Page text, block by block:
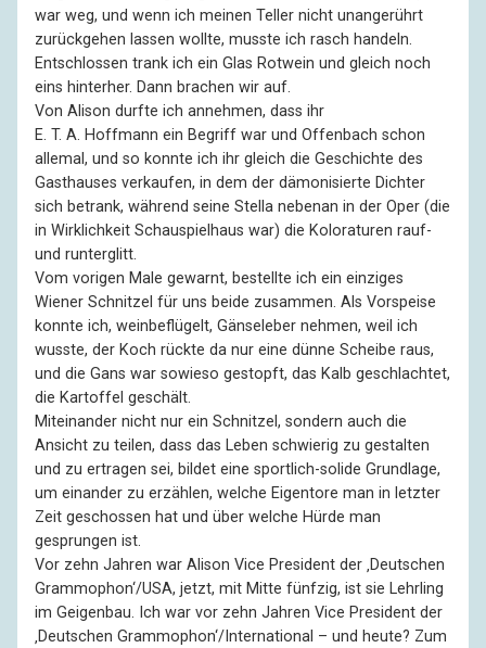
war weg, und wenn ich meinen Teller nicht unangerührt
zurückgehen lassen wollte, musste ich rasch handeln.
Entschlossen trank ich ein Glas Rotwein und gleich noch
eins hinterher. Dann brachen wir auf.
Von Alison durfte ich annehmen, dass ihr
E. T. A. Hoffmann ein Begriff war und Offenbach schon
allemal, und so konnte ich ihr gleich die Geschichte des
Gasthauses verkaufen, in dem der dämonisierte Dichter
sich betrank, während seine Stella nebenan in der Oper (die
in Wirklichkeit Schauspielhaus war) die Koloraturen rauf-
und runterglitt.
Vom vorigen Male gewarnt, bestellte ich ein einziges
Wiener Schnitzel für uns beide zusammen. Als Vorspeise
konnte ich, weinbeflügelt, Gänseleber nehmen, weil ich
wusste, der Koch rückte da nur eine dünne Scheibe raus,
und die Gans war sowieso gestopft, das Kalb geschlachtet,
die Kartoffel geschält.
Miteinander nicht nur ein Schnitzel, sondern auch die
Ansicht zu teilen, dass das Leben schwierig zu gestalten
und zu ertragen sei, bildet eine sportlich-solide Grundlage,
um einander zu erzählen, welche Eigentore man in letzter
Zeit geschossen hat und über welche Hürde man
gesprungen ist.
Vor zehn Jahren war Alison Vice President der ‚Deutschen
Grammophon‘/USA, jetzt, mit Mitte fünfzig, ist sie Lehrling
im Geigenbau. Ich war vor zehn Jahren Vice President der
‚Deutschen Grammophon‘/International – und heute? Zum